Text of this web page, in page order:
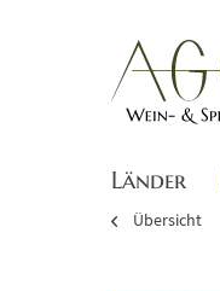
Länder
Übersicht